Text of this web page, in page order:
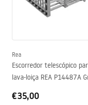
Rea
Escorredor telescópico
lava-loiça REA P14487A
€35,00